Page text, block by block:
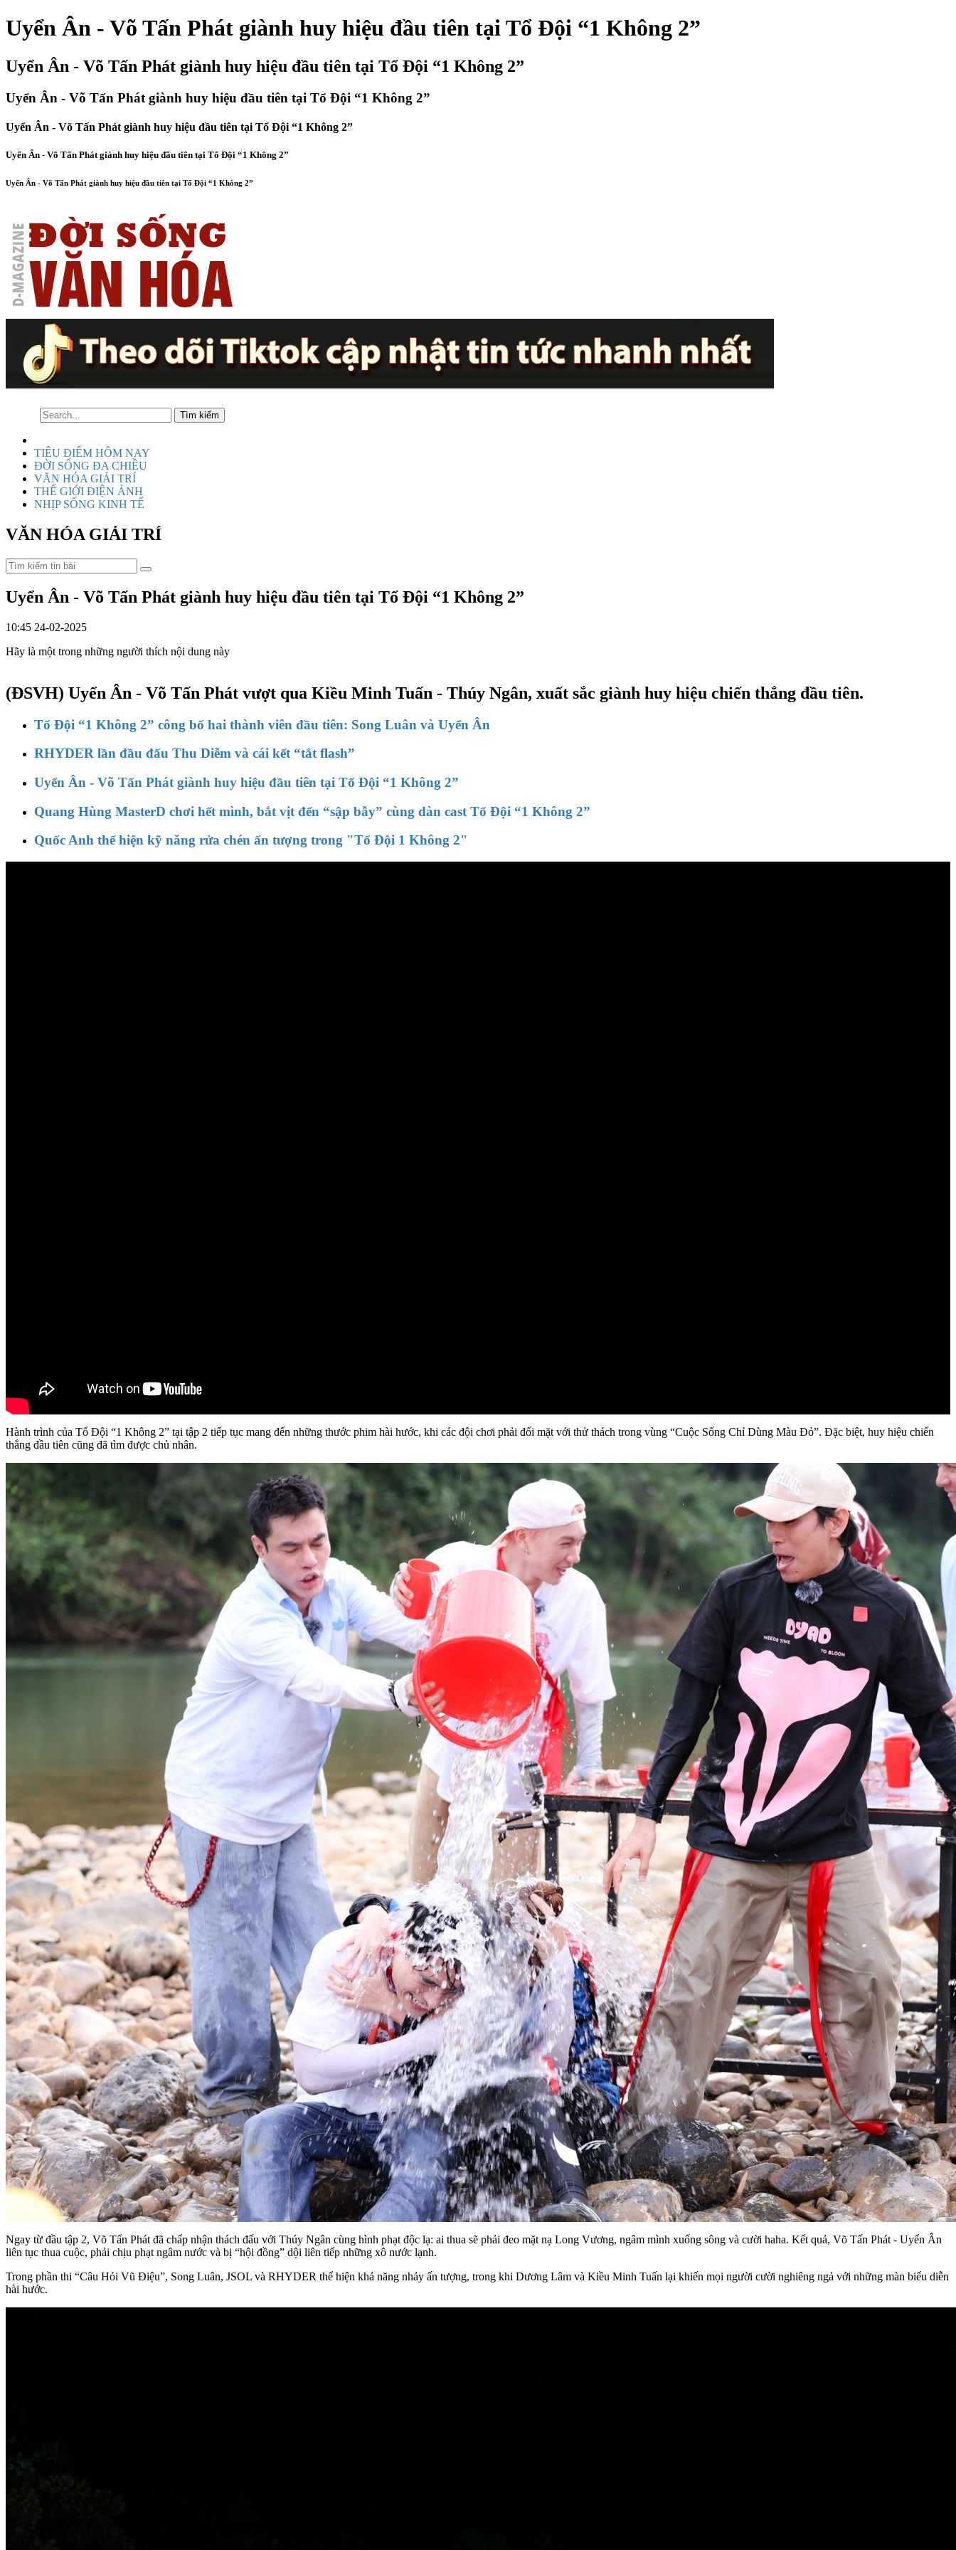
Uyển Ân - Võ Tấn Phát giành huy hiệu đầu tiên tại Tổ Đội “1 Không 2”
Uyển Ân - Võ Tấn Phát giành huy hiệu đầu tiên tại Tổ Đội “1 Không 2”
Uyển Ân - Võ Tấn Phát giành huy hiệu đầu tiên tại Tổ Đội “1 Không 2”
Uyển Ân - Võ Tấn Phát giành huy hiệu đầu tiên tại Tổ Đội “1 Không 2”
Uyển Ân - Võ Tấn Phát giành huy hiệu đầu tiên tại Tổ Đội “1 Không 2”
Uyển Ân - Võ Tấn Phát giành huy hiệu đầu tiên tại Tổ Đội “1 Không 2”
TIÊU ĐIỂM HÔM NAY
ĐỜI SỐNG ĐA CHIỀU
VĂN HÓA GIẢI TRÍ
THẾ GIỚI ĐIỆN ẢNH
NHỊP SỐNG KINH TẾ
VĂN HÓA GIẢI TRÍ
Uyển Ân - Võ Tấn Phát giành huy hiệu đầu tiên tại Tổ Đội “1 Không 2”
10:45 24-02-2025
Hãy là một trong những người thích nội dung này
(ĐSVH) Uyển Ân - Võ Tấn Phát vượt qua Kiều Minh Tuấn - Thúy Ngân, xuất sắc giành huy hiệu chiến thắng đầu tiên.
Tổ Đội “1 Không 2” công bố hai thành viên đầu tiên: Song Luân và Uyển Ân
RHYDER lần đầu đấu Thu Diễm và cái kết “tắt flash”
Uyển Ân - Võ Tấn Phát giành huy hiệu đầu tiên tại Tổ Đội “1 Không 2”
Quang Hùng MasterD chơi hết mình, bắt vịt đến “sập bẫy” cùng dàn cast Tổ Đội “1 Không 2”
Quốc Anh thể hiện kỹ năng rửa chén ấn tượng trong "Tổ Đội 1 Không 2"
Hành trình của Tổ Đội “1 Không 2” tại tập 2 tiếp tục mang đến những thước phim hài hước, khi các đội chơi phải đối mặt với thử thách trong vùng “Cuộc Sống Chỉ Dùng Màu Đỏ”. Đặc biệt, huy hiệu chiến
thắng đầu tiên cũng đã tìm được chủ nhân.
Ngay từ đầu tập 2, Võ Tấn Phát đã chấp nhận thách đấu với Thúy Ngân cùng hình phạt độc lạ: ai thua sẽ phải đeo mặt nạ Long Vương, ngâm mình xuống sông và cười haha. Kết quả, Võ Tấn Phát - Uyển Ân
liên tục thua cuộc, phải chịu phạt ngâm nước và bị “hội đồng” dội liên tiếp những xô nước lạnh.
Trong phần thi “Câu Hỏi Vũ Điệu”, Song Luân, JSOL và RHYDER thể hiện khả năng nhảy ấn tượng, trong khi Dương Lâm và Kiều Minh Tuấn lại khiến mọi người cười nghiêng ngả với những màn biểu diễn
hài hước.